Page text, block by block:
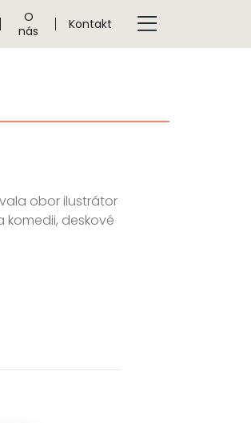
O
nás
Kontakt
obor ilustrátor
komedii, deskové